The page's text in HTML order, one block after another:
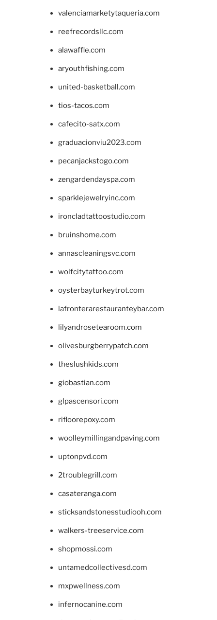
valenciamarketytaqueria.com
reefrecordsllc.com
alawaffle.com
aryouthfishing.com
united-basketball.com
tios-tacos.com
cafecito-satx.com
graduacionviu2023.com
pecanjackstogo.com
zengardendayspa.com
sparklejewelryinc.com
ironcladtattoostudio.com
bruinshome.com
annascleaningsvc.com
wolfcitytattoo.com
oysterbayturkeytrot.com
lafronterarestauranteybar.com
lilyandrosetearoom.com
olivesburgberrypatch.com
theslushkids.com
giobastian.com
glpascensori.com
rifloorepoxy.com
woolleymillingandpaving.com
uptonpvd.com
2troublegrill.com
casateranga.com
sticksandstonesstudiooh.com
walkers-treeservice.com
shopmossi.com
untamedcollectivesd.com
mxpwellness.com
infernocanine.com